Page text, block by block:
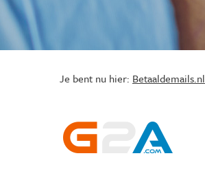
Je bent nu hier: Betaaldemails.nl